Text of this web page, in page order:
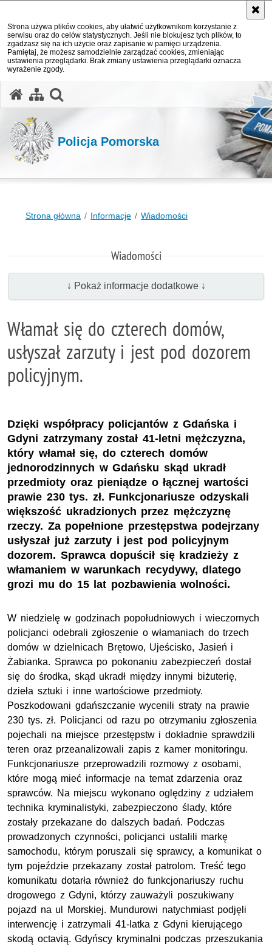
Strona używa plików cookies, aby ułatwić użytkownikom korzystanie z
serwisu oraz do celów statystycznych. Jeśli nie blokujesz tych plików, to
zgadzasz się na ich użycie oraz zapisanie w pamięci urządzenia.
Pamiętaj, że możesz samodzielnie zarządzać cookies, zmieniając
ustawienia przeglądarki. Brak zmiany ustawienia przeglądarki oznacza
wyrażenie zgody.
Policja Pomorska
Strona główna Informacje Wiadomości
Wiadomości
↓ Pokaż informacje dodatkowe ↓
Włamał się do czterech domów,
usłyszał zarzuty i jest pod dozorem
policyjnym.
Dzięki współpracy policjantów z Gdańska i
Gdyni zatrzymany został 41-letni mężczyzna,
który włamał się, do czterech domów
jednorodzinnych w Gdańsku skąd ukradł
przedmioty oraz pieniądze o łącznej wartości
prawie 230 tys. zł. Funkcjonariusze odzyskali
większość ukradzionych przez mężczyznę
rzeczy. Za popełnione przestępstwa podejrzany
usłyszał już zarzuty i jest pod policyjnym
dozorem. Sprawca dopuścił się kradzieży z
włamaniem w warunkach recydywy, dlatego
grozi mu do 15 lat pozbawienia wolności.
W niedzielę w godzinach popołudniowych i wieczornych
policjanci odebrali zgłoszenie o włamaniach do trzech
domów w dzielnicach Brętowo, Ujeścisko, Jasień i
Żabianka. Sprawca po pokonaniu zabezpieczeń dostał
się do środka, skąd ukradł między innymi biżuterię,
dzieła sztuki i inne wartościowe przedmioty.
Poszkodowani gdańszczanie wycenili straty na prawie
230 tys. zł. Policjanci od razu po otrzymaniu zgłoszenia
pojechali na miejsce przestępstw i dokładnie sprawdzili
teren oraz przeanalizowali zapis z kamer monitoringu.
Funkcjonariusze przeprowadzili rozmowy z osobami,
które mogą mieć informacje na temat zdarzenia oraz
sprawców. Na miejscu wykonano oględziny z udziałem
technika kryminalistyki, zabezpieczono ślady, które
zostały przekazane do dalszych badań. Podczas
prowadzonych czynności, policjanci ustalili markę
samochodu, którym poruszali się sprawcy, a komunikat o
tym pojeździe przekazany został patrolom. Treść tego
komunikatu dotarła również do funkcjonariuszy ruchu
drogowego z Gdyni, którzy zauważyli poszukiwany
pojazd na ul Morskiej. Mundurowi natychmiast podjęli
interwencję i zatrzymali 41-latka z Gdyni kierującego
skodą octavią. Gdyńscy kryminalni podczas przeszukania